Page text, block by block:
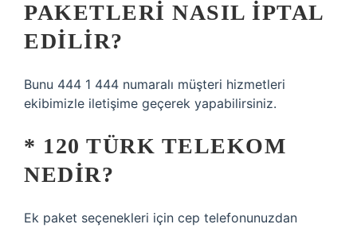
PAKETLERI NASIL IPTAL
EDILIR?
Bunu 444 1 444 numaralı müşteri hizmetleri
ekibimizle iletişime geçerek yapabilirsiniz.
* 120 TÜRK TELEKOM
NEDIR?
Ek paket seçenekleri için cep telefonunuzdan